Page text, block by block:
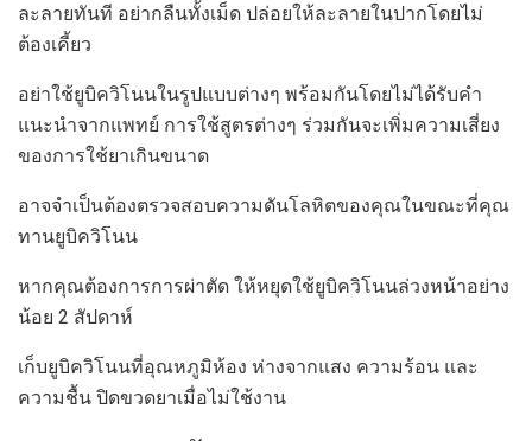
ละลายทันที อย่ากลืนทั้งเม็ด ปล่อยให้ละลายในปากโดยไม่
ต้องเคี้ยว
อย่าใช้ยูบิควิโนนในรูปแบบต่างๆ พร้อมกันโดยไม่ได้รับคำ
แนะนำจากแพทย์ การใช้สูตรต่างๆ ร่วมกันจะเพิ่มความเสี่ยง
ของการใช้ยาเกินขนาด
อาจจำเป็นต้องตรวจสอบความดันโลหิตของคุณในขณะที่คุณ
ทานยูบิควิโนน
หากคุณต้องการการผ่าตัด ให้หยุดใช้ยูบิควิโนนล่วงหน้าอย่าง
น้อย 2 สัปดาห์
เก็บยูบิควิโนนที่อุณหภูมิห้อง ห่างจากแสง ความร้อน และ
ความชื้น ปิดขวดยาเมื่อไม่ใช้งาน